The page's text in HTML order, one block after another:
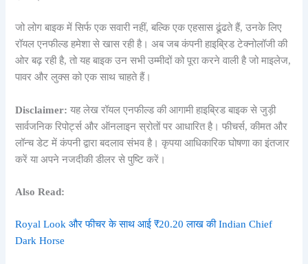
जो लोग बाइक में सिर्फ एक सवारी नहीं, बल्कि एक एहसास ढूंढते हैं, उनके लिए
रॉयल एनफील्ड हमेशा से खास रही है। अब जब कंपनी हाइब्रिड टेक्नोलॉजी की
ओर बढ़ रही है, तो यह बाइक उन सभी उम्मीदों को पूरा करने वाली है जो माइलेज,
पावर और लुक्स को एक साथ चाहते हैं।
Disclaimer:यह लेख रॉयल एनफील्ड की आगामी हाइब्रिड बाइक से जुड़ी
सार्वजनिक रिपोर्ट्स और ऑनलाइन स्रोतों पर आधारित है। फीचर्स, कीमत और
लॉन्च डेट में कंपनी द्वारा बदलाव संभव है। कृपया आधिकारिक घोषणा का इंतजार
करें या अपने नजदीकी डीलर से पुष्टि करें।
Also Read:
Royal Look और फीचर के साथ आई ₹20.20 लाख की Indian Chief
Dark Horse